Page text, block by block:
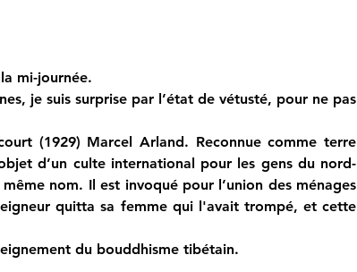
mi-journée.
je suis surprise par l’état de vétusté, pour ne pas
(1929) Marcel Arland. Reconnue comme terre
d’un culte international pour les gens du nord-
nom. Il est invoqué pour l’union des ménages
quitta sa femme qui l'avait trompé, et cette
du bouddhisme tibétain.